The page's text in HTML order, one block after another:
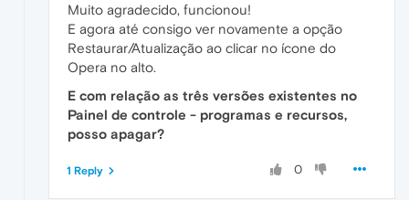
Muito agradecido, funcionou!
E agora até consigo ver novamente a opção
Restaurar/Atualização ao clicar no ícone do
Opera no alto.
E com relação as três versões existentes no
Painel de controle - programas e recursos,
posso apagar?
0
1 Reply